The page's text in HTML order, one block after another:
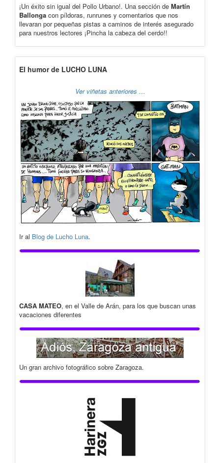
¡Un éxito sin igual del Pollo Urbano!. Una sección de Martín
Ballonga con píldoras, runrunes y comentarios que nos
llevaran por pequeñas pistas a caminos de interés asegurado
para nuestros lectores ¡Pincha la cabeza del cerdo!!
El humor de LUCHO LUNA
Ver viñetas anteriores …
Ir al Blog de Lucho Luna.
CASA MATEO, en el Valle de Arán, para los que buscan unas
vacaciones diferentes
Un gran archivo fotográfico sobre Zaragoza.